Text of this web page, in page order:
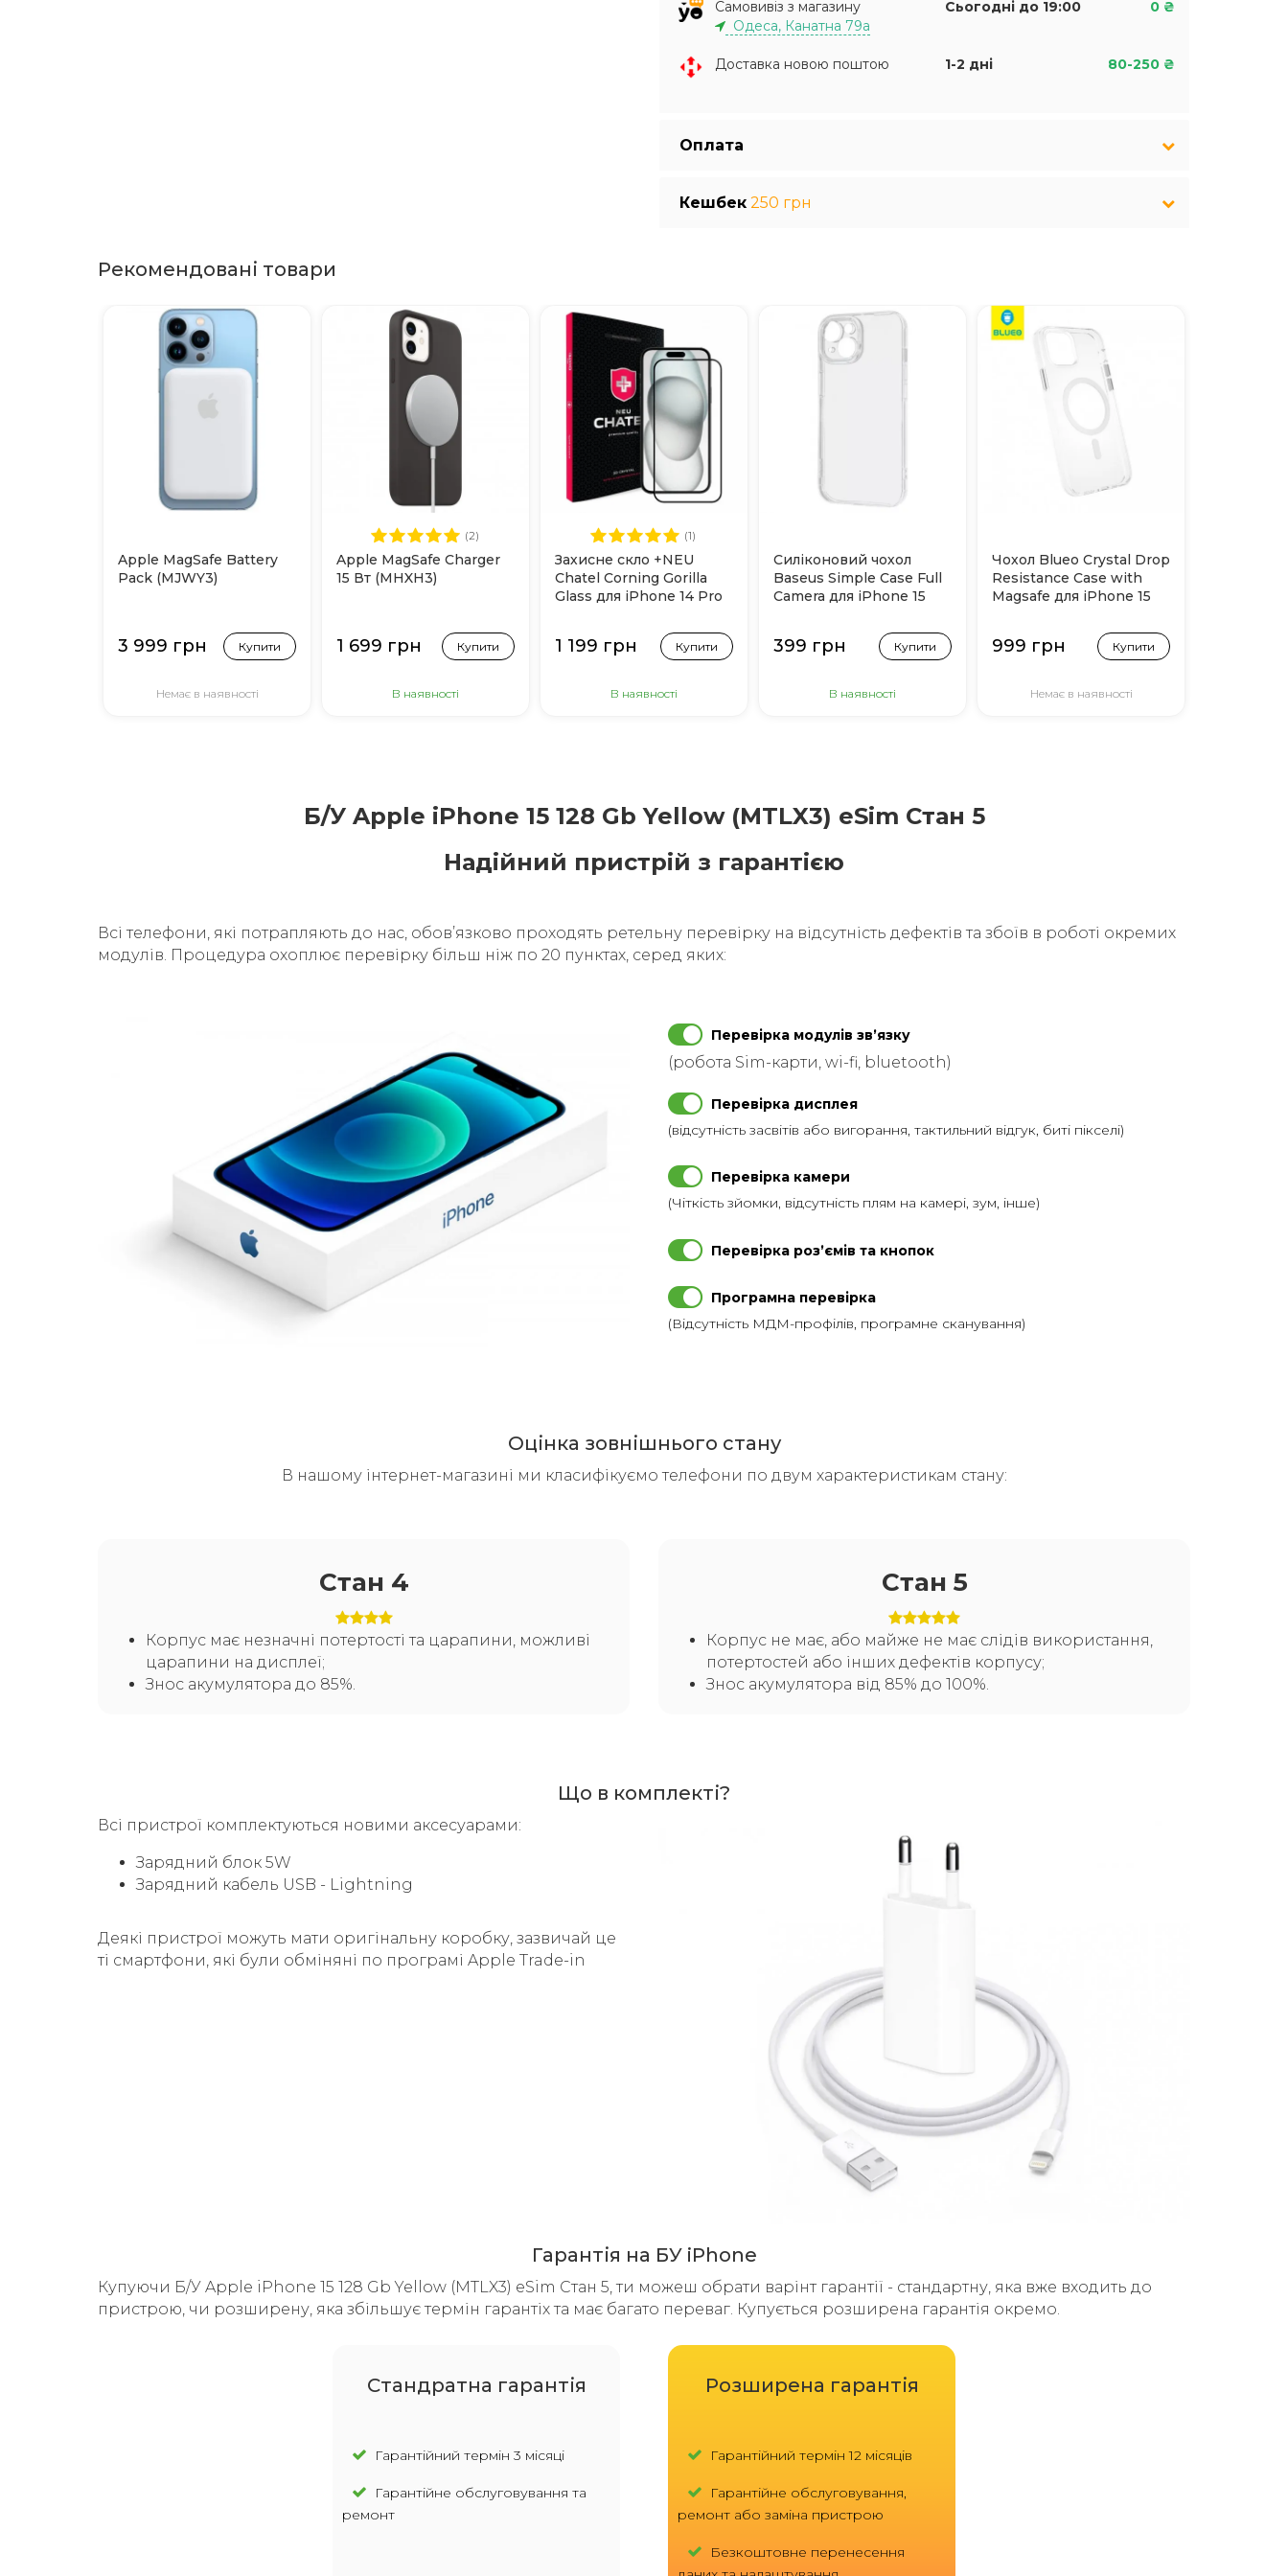
Самовивіз з магазину
Одеса, Канатна 79а
Сьогодні до 19:00 0 ₴
Доставка новою поштою 1-2 дні 80-250 ₴
Оплата
Кешбек 250 грн
Рекомендовані товари
Apple MagSafe Battery
Pack (MJWY3)
3 999 грн Купити
Немає в наявності
(2)
Apple MagSafe Charger
15 Вт (MHXH3)
1 699 грн Купити
В наявності
(1)
Захисне скло +NEU
Chatel Corning Gorilla
Glass для iPhone 14 Pro
1 199 грн Купити
В наявності
Силіконовий чохол
Baseus Simple Case Full
Camera для iPhone 15
399 грн Купити
В наявності
Чохол Blueo Crystal Drop
Resistance Case with
Magsafe для iPhone 15
999 грн Купити
Немає в наявності
Б/У Apple iPhone 15 128 Gb Yellow (MTLX3) eSim Стан 5
Надійний пристрій з гарантією
Всі телефони, які потрапляють до нас, обовʼязково проходять ретельну перевірку на відсутність дефектів та збоїв в роботі окремих
модулів. Процедура охоплює перевірку більш ніж по 20 пунктах, серед яких:
Перевірка модулів звʼязку
(робота Sim-карти, wi-fi, bluetooth)
Перевірка дисплея
(відсутність засвітів або вигорання, тактильний відгук, биті пікселі)
Перевірка камери
(Чіткість зйомки, відсутність плям на камері, зум, інше)
Перевірка розʼємів та кнопок
Програмна перевірка
(Відсутність МДМ-профілів, програмне сканування)
Оцінка зовнішнього стану
В нашому інтернет-магазині ми класифікуємо телефони по двум характеристикам стану:
Стан 4
Корпус має незначні потертості та царапини, можливі
царапини на дисплеї;
Знос акумулятора до 85%.
Стан 5
Корпус не має, або майже не має слідів використання,
потертостей або інших дефектів корпусу;
Знос акумулятора від 85% до 100%.
Що в комплекті?
Всі пристрої комплектуються новими аксесуарами:
Зарядний блок 5W
Зарядний кабель USB - Lightning
Деякі пристрої можуть мати оригінальну коробку, зазвичай це
ті смартфони, які були обміняні по програмі Apple Trade-in
Гарантія на БУ iPhone
Купуючи Б/У Apple iPhone 15 128 Gb Yellow (MTLX3) eSim Стан 5, ти можеш обрати варінт гарантії - стандартну, яка вже входить до
пристрою, чи розширену, яка збільшує термін гарантіх та має багато переваг. Купується розширена гарантія окремо.
Cтандратна гарантія
Гарантійний термін 3 місяці
Гарантійне обслуговування та
ремонт
Розширена гарантія
Гарантійний термін 12 місяців
Гарантійне обслуговування,
ремонт або заміна пристрою
Безкоштовне перенесення